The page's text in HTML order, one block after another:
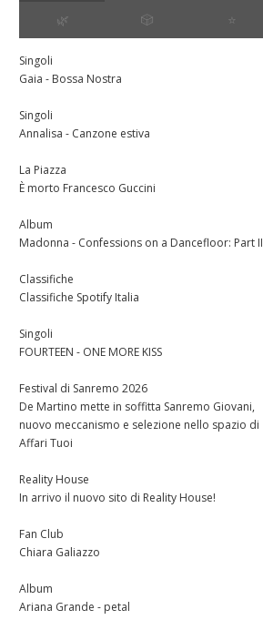
🌿 🎲 ⭐️
Singoli
Gaia - Bossa Nostra
Singoli
Annalisa - Canzone estiva
La Piazza
È morto Francesco Guccini
Album
Madonna - Confessions on a Dancefloor: Part II
Classifiche
Classifiche Spotify Italia
Singoli
FOURTEEN - ONE MORE KISS
Festival di Sanremo 2026
De Martino mette in soffitta Sanremo Giovani,
nuovo meccanismo e selezione nello spazio di
Affari Tuoi
Reality House
In arrivo il nuovo sito di Reality House!
Fan Club
Chiara Galiazzo
Album
Ariana Grande - petal